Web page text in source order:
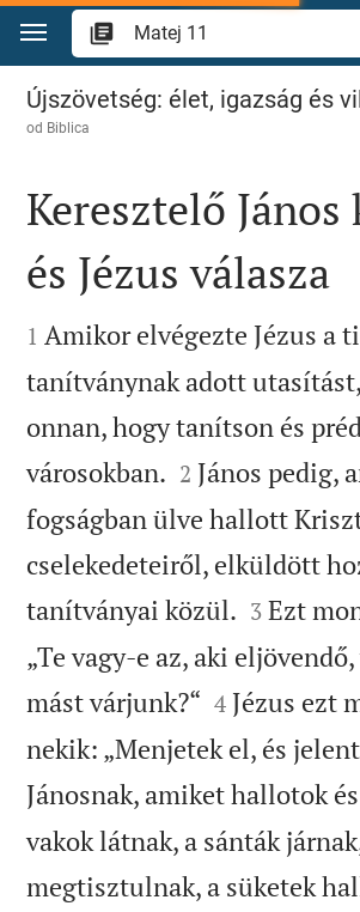
Skoči na sadržaj
Matej 11
Újszövetség: élet, igazság és
od Biblica

Keresztelő János
és Jézus válasza

1 Amikor elvégezte Jézus a
tanítványnak adott
onnan, hogy tanítson és
városokban. 

2 János pedig,
fogságban ülve hallott
cselekedeteiről, elküldött
tanítványai közül. 

3 Ezt
„Te vagy-e az, aki
mást várjunk?“ 

4 Jézus ezt
nekik: „Menjetek el, és
Jánosnak, amiket hallotok
vakok látnak, a sánták
megtisztulnak, a süketek